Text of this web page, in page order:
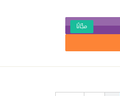
مجّانًا